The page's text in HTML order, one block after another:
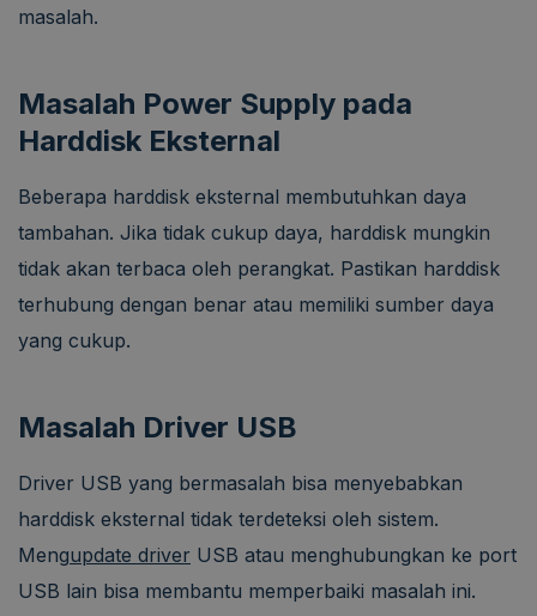
masalah.
Masalah Power Supply pada
Harddisk Eksternal
Beberapa harddisk eksternal membutuhkan daya
tambahan. Jika tidak cukup daya, harddisk mungkin
tidak akan terbaca oleh perangkat. Pastikan harddisk
terhubung dengan benar atau memiliki sumber daya
yang cukup.
Masalah Driver USB
Driver USB yang bermasalah bisa menyebabkan
harddisk eksternal tidak terdeteksi oleh sistem.
Mengupdate driver USB atau menghubungkan ke port
USB lain bisa membantu memperbaiki masalah ini.